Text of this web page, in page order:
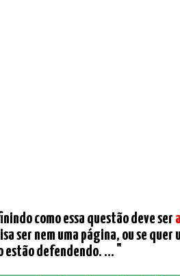
como essa questão deve ser
ser nem uma página, ou se
estão defendendo. ... "